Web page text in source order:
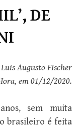
DE
Augusto FIscher
em 01/12/2020.
sem muita
brasileiro é feita